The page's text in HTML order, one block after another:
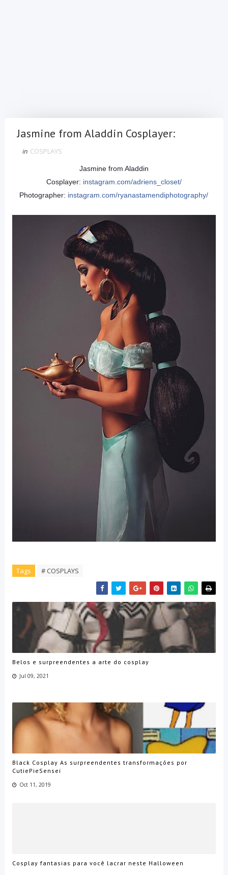
Jasmine from Aladdin Cosplayer:
in COSPLAYS
Jasmine from Aladdin
Cosplayer: instagram.com/adriens_closet/
Photographer: instagram.com/ryanastamendiphotography/
Tags # COSPLAYS
Belos e surpreendentes a arte do cosplay
Jul 09, 2021
Black Cosplay As surpreendentes transformações por
CutiePieSensei
Oct 11, 2019
Cosplay fantasias para você lacrar neste Halloween